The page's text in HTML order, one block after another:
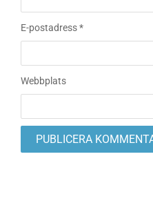
E-postadress*
Webbplats